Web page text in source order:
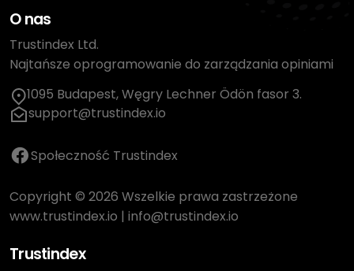
O nas
Trustindex Ltd.
Najtańsze oprogramowanie do zarządzania opiniami
1095 Budapest, Węgry Lechner Ödön fasor 3.
support@trustindex.io
Społeczność Trustindex
Copyright © 2026 Wszelkie prawa zastrzeżone
www.trustindex.io | info@trustindex.io
Trustindex